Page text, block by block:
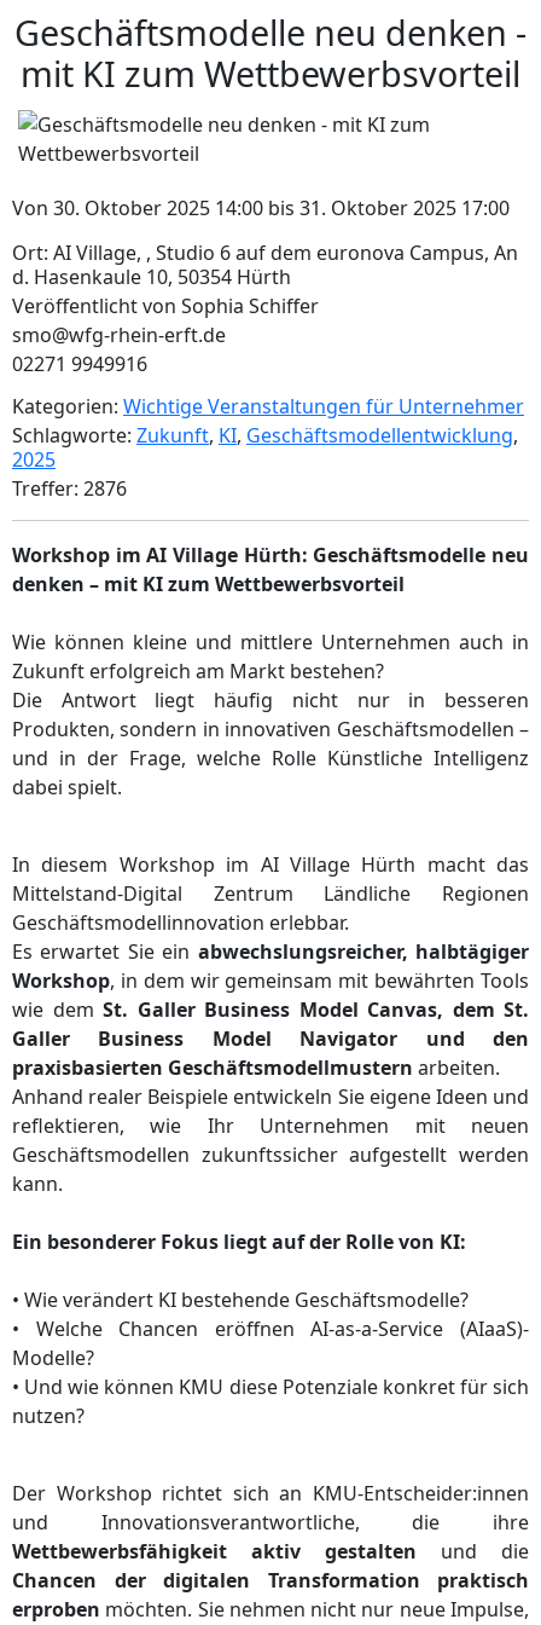
Geschäftsmodelle neu denken -
mit KI zum Wettbewerbsvorteil
Von 30. Oktober 2025 14:00 bis 31. Oktober 2025 17:00
Ort: AI Village, , Studio 6 auf dem euronova Campus, An
d. Hasenkaule 10, 50354 Hürth
Veröffentlicht von Sophia Schiffer
smo@wfg-rhein-erft.de
02271 9949916
Kategorien: Wichtige Veranstaltungen für Unternehmer
Schlagworte: Zukunft, KI, Geschäftsmodellentwicklung,
2025
Treffer: 2876
Workshop im AI Village Hürth: Geschäftsmodelle neu
denken – mit KI zum Wettbewerbsvorteil
Wie können kleine und mittlere Unternehmen auch in
Zukunft erfolgreich am Markt bestehen?
Die Antwort liegt häufig nicht nur in besseren
Produkten, sondern in innovativen Geschäftsmodellen –
und in der Frage, welche Rolle Künstliche Intelligenz
dabei spielt.
In diesem Workshop im AI Village Hürth macht das
Mittelstand-Digital Zentrum Ländliche Regionen
Geschäftsmodellinnovation erlebbar.
Es erwartet Sie ein abwechslungsreicher, halbtägiger
Workshop, in dem wir gemeinsam mit bewährten Tools
wie dem St. Galler Business Model Canvas, dem St.
Galler Business Model Navigator und den
praxisbasierten Geschäftsmodellmustern arbeiten.
Anhand realer Beispiele entwickeln Sie eigene Ideen und
reflektieren, wie Ihr Unternehmen mit neuen
Geschäftsmodellen zukunftssicher aufgestellt werden
kann.
Ein besonderer Fokus liegt auf der Rolle von KI:
• Wie verändert KI bestehende Geschäftsmodelle?
• Welche Chancen eröffnen AI-as-a-Service (AIaaS)-
Modelle?
• Und wie können KMU diese Potenziale konkret für sich
nutzen?
Der Workshop richtet sich an KMU-Entscheider:innen
und Innovationsverantwortliche, die ihre
Wettbewerbsfähigkeit aktiv gestalten und die
Chancen der digitalen Transformation praktisch
erproben möchten. Sie nehmen nicht nur neue Impulse,